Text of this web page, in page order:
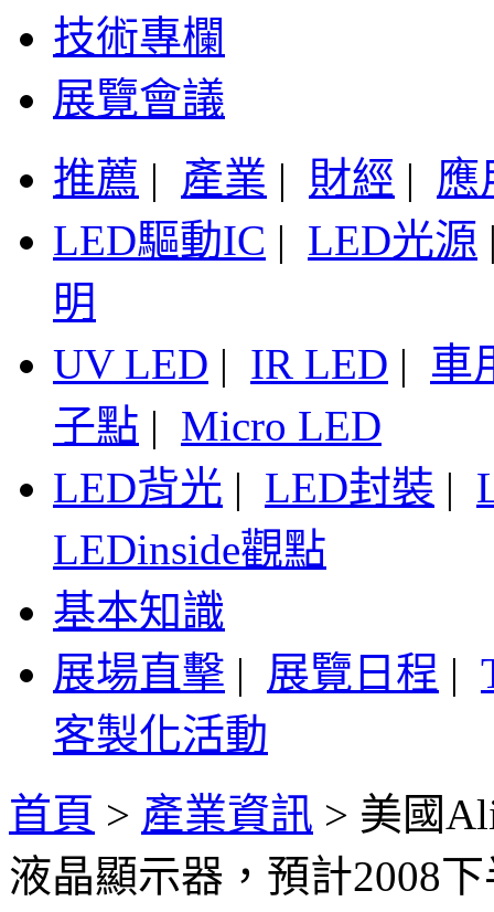
技術專欄
展覽會議
推薦 | 產業 | 財經 | 應
LED驅動IC | LED光源
明
UV LED | IR LED | 車
子點 | Micro LED
LED背光 | LED封裝 |
LEDinside觀點
基本知識
展場直擊 | 展覽日程 |
客製化活動
首頁 > 產業資訊 > 美國
液晶顯示器，預計2008